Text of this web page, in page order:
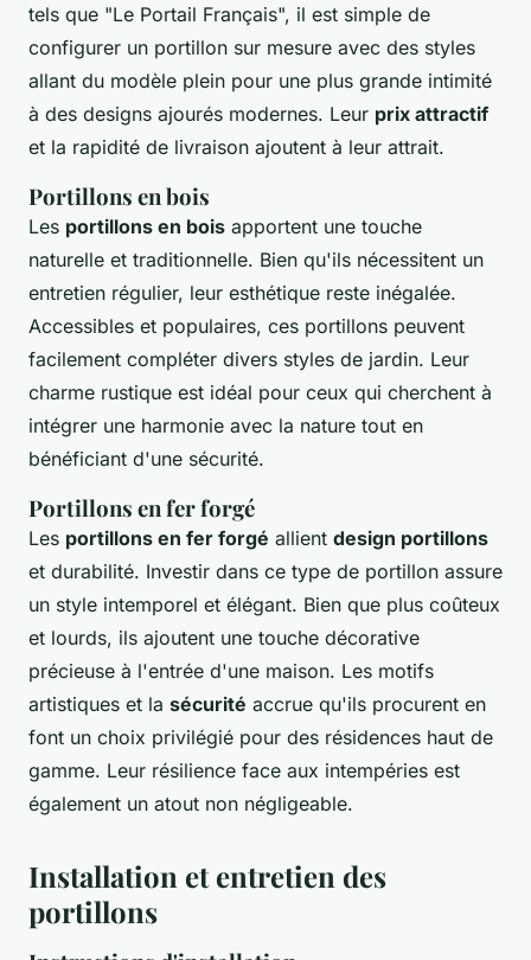
tels que "Le Portail Français", il est simple de
configurer un portillon sur mesure avec des styles
allant du modèle plein pour une plus grande intimité
à des designs ajourés modernes. Leur prix attractif
et la rapidité de livraison ajoutent à leur attrait.
Portillons en bois
Les portillons en bois apportent une touche
naturelle et traditionnelle. Bien qu'ils nécessitent un
entretien régulier, leur esthétique reste inégalée.
Accessibles et populaires, ces portillons peuvent
facilement compléter divers styles de jardin. Leur
charme rustique est idéal pour ceux qui cherchent à
intégrer une harmonie avec la nature tout en
bénéficiant d'une sécurité.
Portillons en fer forgé
Les portillons en fer forgé allient design portillons
et durabilité. Investir dans ce type de portillon assure
un style intemporel et élégant. Bien que plus coûteux
et lourds, ils ajoutent une touche décorative
précieuse à l'entrée d'une maison. Les motifs
artistiques et la sécurité accrue qu'ils procurent en
font un choix privilégié pour des résidences haut de
gamme. Leur résilience face aux intempéries est
également un atout non négligeable.
Installation et entretien des
portillons